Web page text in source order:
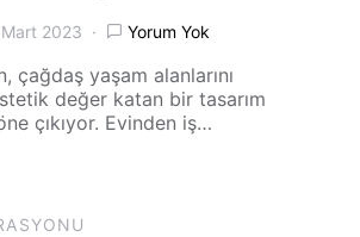
Mart 2023 Yorum Yok
çağdaş yaşam alanlarını
değer katan bir tasarım
çıkıyor. Evinden iş…